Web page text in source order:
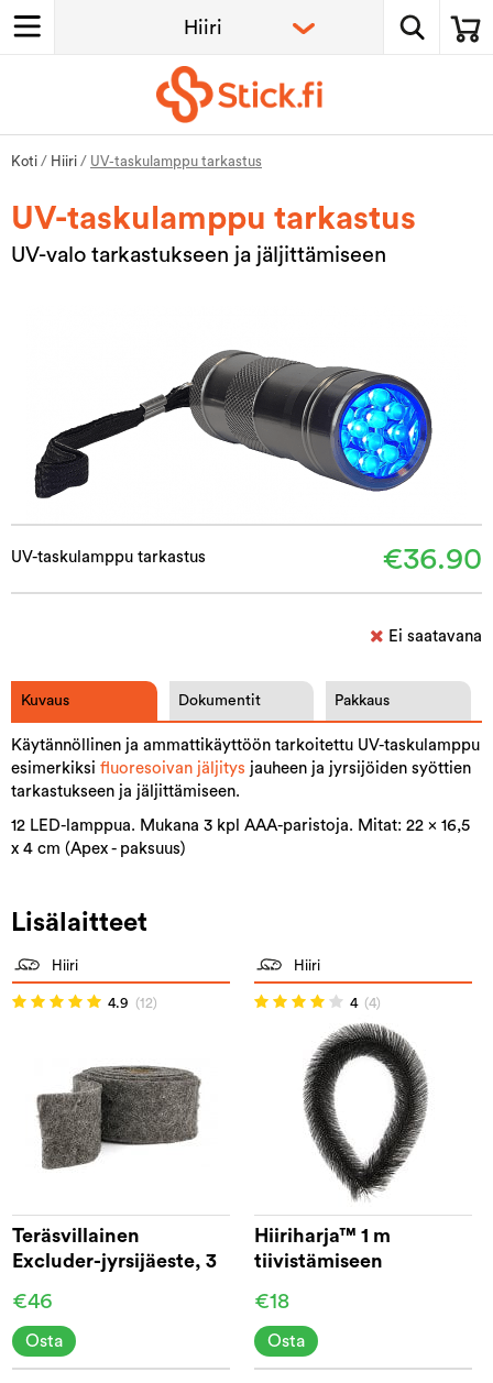
Koti / Hiiri / UV-taskulamppu tarkastus
UV-taskulamppu tarkastus
UV-valo tarkastukseen ja jäljittämiseen
UV-taskulamppu tarkastus €36.90
Ei saatavana
Kuvaus Dokumentit Pakkaus
Käytännöllinen ja ammattikäyttöön tarkoitettu UV-taskulamppu
esimerkiksi fluoresoivan jäljitys jauheen ja jyrsijöiden syöttien
tarkastukseen ja jäljittämiseen.
12 LED-lamppua. Mukana 3 kpl AAA-paristoja. Mitat: 22 x 16,5
x 4 cm (Apex - paksuus)
Lisälaitteet
Hiiri
4.9 (12)
Teräsvillainen
Excluder-jyrsijäeste, 3
€46
Osta
Hiiri
4 (4)
Hiiriharja™ 1 m
tiivistämiseen
€18
Osta